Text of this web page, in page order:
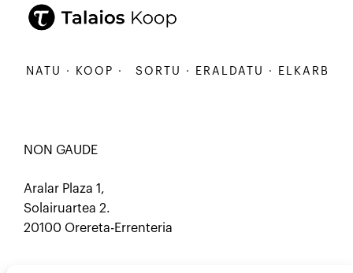
· KOOP · SORTU · ERALDATU ·
NON GAUDE
Aralar Plaza 1,
Solairuartea 2.
20100 Orereta-Errenteria